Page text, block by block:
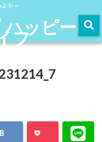
よう!～
ハッピー
フ